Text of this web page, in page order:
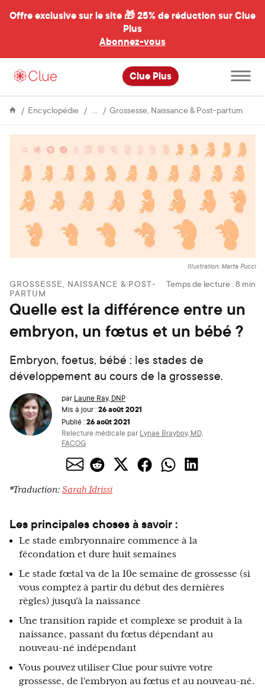
Offre exclusive sur le site 🎁25% de réduction sur Clue
Plus
Abonnez-vous
Clue Plus
Ouvrir
le
menu
Encyclopédie FertilitéGrossesse, Naissance & Post-partum
entre
un
un
fœtus
et
un
Illustration: Marta Pucci
GROSSESSE, NAISSANCE & POST-
PARTUM
Temps de lecture : 8 min
Quelle est la différence entre un
embryon, un fœtus et un bébé ?
Embryon, foetus, bébé : les stades de
développement au cours de la grossesse.
par Laurie Ray, DNP
Mis à jour :26 août 2021
Publié :26 août 2021
Relecture médicale par Lynae Brayboy, MD,
FACOG
*Traduction: Sarah Idrissi
Les principales choses à savoir :
Le stade embryonnaire commence à la
fécondation et dure huit semaines
Le stade fœtal va de la 10e semaine de grossesse (si
vous comptez à partir du début des dernières
règles) jusqu'à la naissance
Une transition rapide et complexe se produit à la
naissance, passant du fœtus dépendant au
nouveau-né indépendant
Vous pouvez utiliser Clue pour suivre votre
grossesse, de l'embryon au fœtus et au nouveau-né.